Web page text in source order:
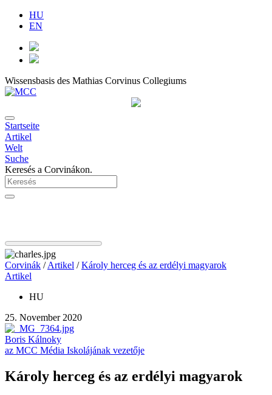
HU
EN
Wissensbasis des Mathias Corvinus Collegiums
Startseite
Artikel
Welt
Suche
Keresés a Corvinákon.
Corvinák /Artikel /Károly herceg és az erdélyi magyarok
Artikel
HU
25. November 2020
Boris Kálnoky
az MCC Média Iskolájának vezetője
Károly herceg és az erdélyi magyarok